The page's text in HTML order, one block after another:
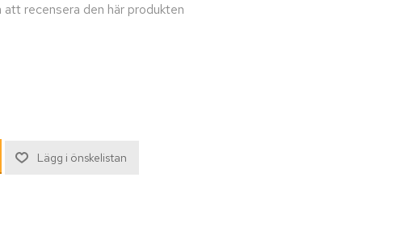
att recensera den här produkten